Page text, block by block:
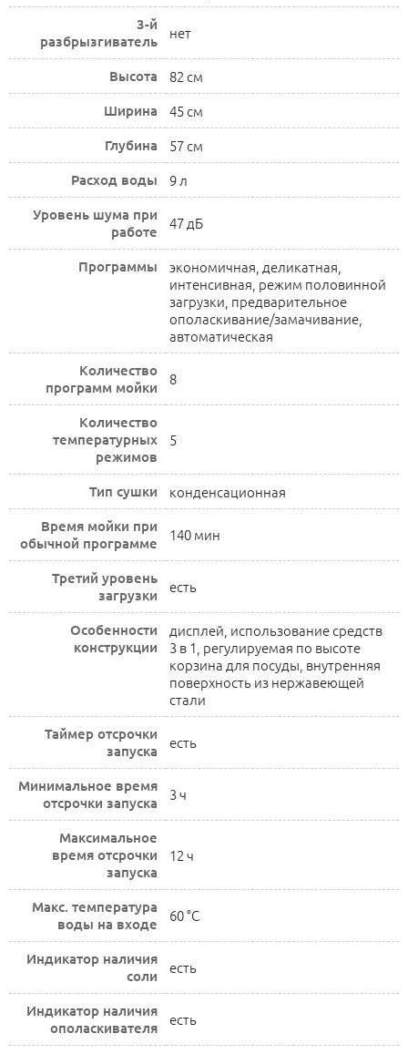
3-й
разбрызгиватель
нет
Высота 82 см
Ширина 45 см
Глубина 57 см
Расход воды 9 л
Уровень шума при
работе
47 дБ
Программы
экономичная, деликатная,
интенсивная, режим половинной
загрузки, предварительное
ополаскивание/замачивание,
автоматическая
Количество
программ мойки
8
Количество
температурных
режимов
5
Тип сушки конденсационная
Время мойки при
обычной программе
140 мин
Третий уровень
загрузки
есть
Особенности
конструкции
дисплей, использование средств
3 в 1, регулируемая по высоте
корзина для посуды, внутренняя
поверхность из нержавеющей
стали
Таймер отсрочки
запуска
есть
Минимальное время
отсрочки запуска
3 ч
Максимальное
время отсрочки
запуска
12 ч
Макс. температура
воды на входе
60 °C
Индикатор наличия
соли
есть
Индикатор наличия
ополаскивателя
есть